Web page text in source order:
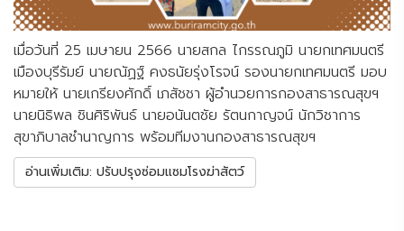
เมื่อวันที่ 25 เมษายน 2566 นายสกล ไกรรณภูมิ นายกเทศมนตรี
เมืองบุรีรัมย์ นายณัฏฐ์ คงธนัยรุ่งโรจน์ รองนายกเทศมนตรี มอบ
หมายให้ นายเกรียงศักดิ์ เภสัชชา ผู้อำนวยการกองสาธารณสุขฯ
นายนิธิพล ชินศิริพันธ์ นายอนันตชัย รัตนกาญจน์ นักวิชาการ
สุขาภิบาลชำนาญการ พร้อมทีมงานกองสาธารณสุขฯ
อ่านเพิ่มเติม: ปรับปรุงซ่อมแซมโรงฆ่าสัตว์